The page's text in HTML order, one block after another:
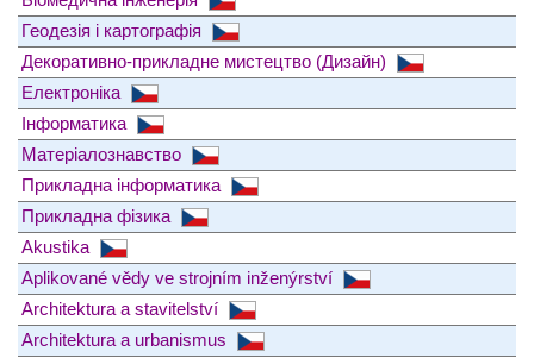
Геодезія і картографія
Декоративно-прикладне мистецтво (Дизайн)
Електроніка
Інформатика
Матеріалознавство
Прикладна інформатика
Прикладна фізика
Akustika
Aplikované vědy ve strojním inženýrství
Architektura a stavitelství
Architektura a urbanismus